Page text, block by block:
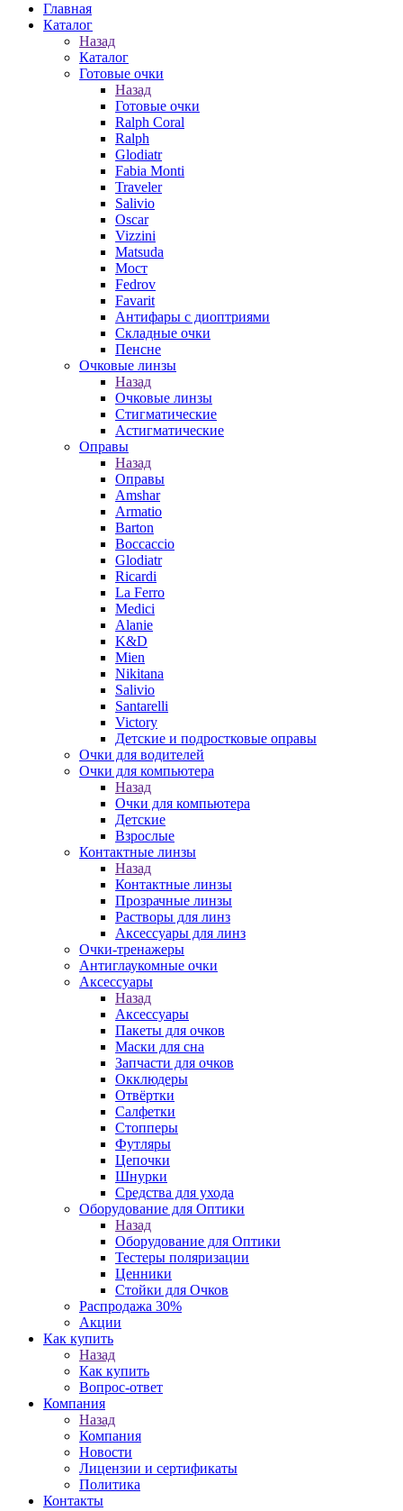
Главная
Каталог
Назад
Каталог
Готовые очки
Назад
Готовые очки
Ralph Coral
Ralph
Glodiatr
Fabia Monti
Traveler
Salivio
Oscar
Vizzini
Matsuda
Мост
Fedrov
Favarit
Антифары с диоптриями
Складные очки
Пенсне
Очковые линзы
Назад
Очковые линзы
Стигматические
Астигматические
Оправы
Назад
Оправы
Amshar
Armatio
Barton
Boccaccio
Glodiatr
Ricardi
La Ferro
Medici
Alanie
K&D
Mien
Nikitana
Salivio
Santarelli
Victory
Детские и подростковые оправы
Очки для водителей
Очки для компьютера
Назад
Очки для компьютера
Детские
Взрослые
Контактные линзы
Назад
Контактные линзы
Прозрачные линзы
Растворы для линз
Аксессуары для линз
Очки-тренажеры
Антиглаукомные очки
Аксессуары
Назад
Аксессуары
Пакеты для очков
Маски для сна
Запчасти для очков
Окклюдеры
Отвёртки
Салфетки
Стопперы
Футляры
Цепочки
Шнурки
Средства для ухода
Оборудование для Оптики
Назад
Оборудование для Оптики
Тестеры поляризации
Ценники
Стойки для Очков
Распродажа 30%
Акции
Как купить
Назад
Как купить
Вопрос-ответ
Компания
Назад
Компания
Новости
Лицензии и сертификаты
Политика
Контакты